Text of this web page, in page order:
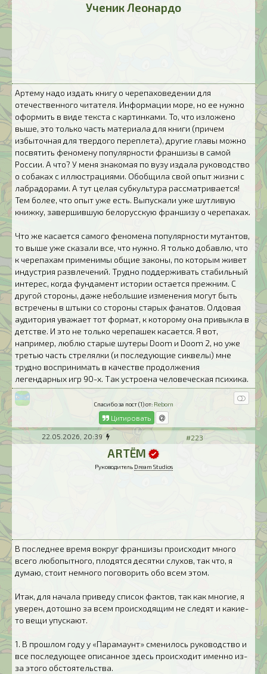
Ученик Леонардо
Артему надо издать книгу о черепаховедении для
отечественного читателя. Информации море, но ее нужно
оформить в виде текста с картинками. То, что изложено
выше, это только часть материала для книги (причем
избыточная для твердого переплета), другие главы можно
посвятить феномену популярности франшизы в самой
России. А что? У меня знакомая по вузу издала руководство
о собаках с иллюстрациями. Обобщила свой опыт жизни с
лабрадорами. А тут целая субкультура рассматривается!
Тем более, что опыт уже есть. Выпускали уже шутливую
книжку, завершившую белорусскую франшизу о черепахах.
Что же касается самого феномена популярности мутантов,
то выше уже сказали все, что нужно. Я только добавлю, что
к черепахам применимы общие законы, по которым живет
индустрия развлечений. Трудно поддерживать стабильный
интерес, когда фундамент истории остается прежним. С
другой стороны, даже небольшие изменения могут быть
встречены в штыки со стороны старых фанатов. Олдовая
аудитория уважает тот формат, к которому она привыкла в
детстве. И это не только черепашек касается. Я вот,
например, люблю старые шутеры Doom и Doom 2, но уже
третью часть стрелялки (и последующие сиквелы) мне
трудно воспринимать в качестве продолжения
легендарных игр 90-х. Так устроена человеческая психика.
Спасибо за пост (1) от: Reborn
Цитировать
22.05.2026, 20:39 #223
ARTЁM
Руководитель Dream Studios
В последнее время вокруг франшизы происходит много
всего любопытного, плодятся десятки слухов, так что, я
думаю, стоит немного поговорить обо всем этом.
Итак, для начала приведу список фактов, так как многие, я
уверен, дотошно за всем происходящим не следят и какие-
то вещи упускают.
1. В прошлом году у «Парамаунт» сменилось руководство и
все последующее описанное здесь происходит именно из-
за этого обстоятельства.